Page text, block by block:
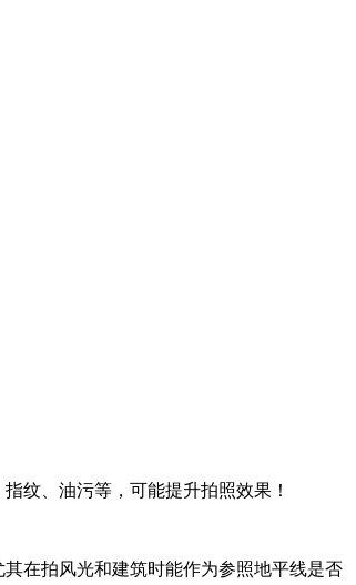
纹、油污等，可能提升拍照效果！
在拍风光和建筑时能作为参照地平线是否